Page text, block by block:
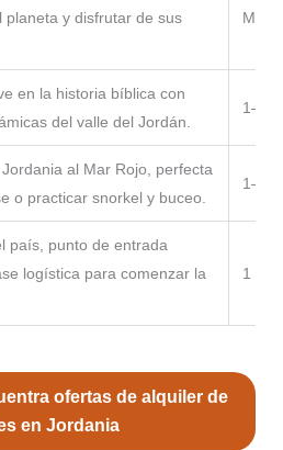
planeta y disfrutar de sus
en la historia bíblica con
del valle del Jordán.
1–2
al Mar Rojo, perfecta
o practicar snorkel y buceo.
1–2
país, punto de entrada
logística para comenzar la
1 día
ofertas de alquiler de
en Jordania